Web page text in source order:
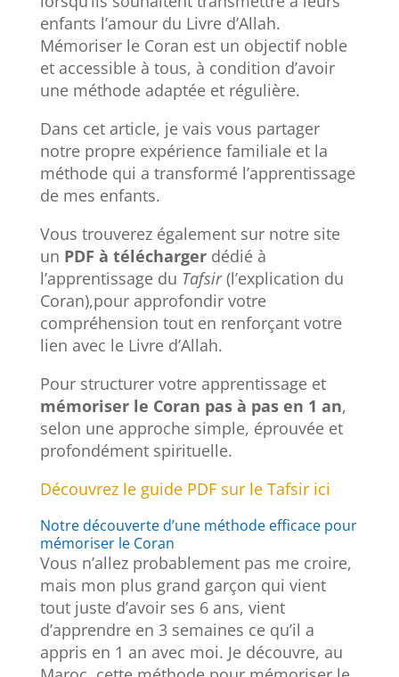
enfants l’amour du Livre d’Allah.
Mémoriser le Coran est un objectif noble
et accessible à tous, à condition d’avoir
une méthode adaptée et régulière.
Dans cet article, je vais vous partager
notre propre expérience familiale et la
méthode qui a transformé l’apprentissage
de mes enfants.
Vous trouverez également sur notre site
un PDF à téléchargerdédié à
l’apprentissage du Tafsir(l’explication du
Coran),pour approfondir votre
compréhension tout en renforçant votre
lien avec le Livre d’Allah.
Pour structurer votre apprentissage et
mémoriser le Coran pas à pas en 1 an,
selon une approche simple, éprouvée et
profondément spirituelle.
Découvrez le guide PDF sur le Tafsir ici
Notre découverte d’une méthode efficace pour
mémoriser le Coran
Vous n’allez probablement pas me croire,
mais mon plus grand garçon qui vient
tout juste d’avoir ses 6 ans, vient
d’apprendre en 3 semaines ce qu’il a
appris en 1 an avec moi. Je découvre, au